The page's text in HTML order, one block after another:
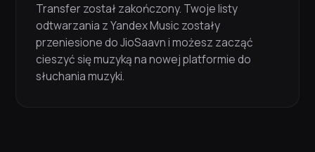
Transfer został zakończony. Twoje listy
odtwarzania z Yandex Music zostały
przeniesione do JioSaavn i możesz zacząć
cieszyć się muzyką na nowej platformie do
słuchania muzyki.